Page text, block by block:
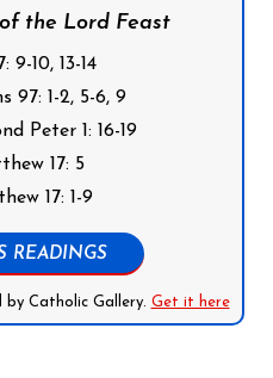
the Lord Feast
9-10, 13-14
97: 1-2, 5-6, 9
Peter 1: 16-19
17: 5
17: 1-9
READINGS
by Catholic Gallery. Get it here